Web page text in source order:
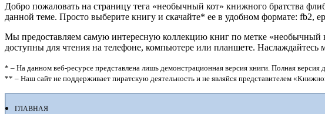
Добро пожаловать на страницу тега «необычный кот» книжного братства
данной теме. Просто выберите книгу и скачайте* ее в удобном формате: fb2,
Мы предоставляем самую интересную коллекцию книг по метке «необычный
доступны для чтения на телефоне, компьютере или планшете.
* – На данном веб-ресурсе представлена лишь демонстрационная версия книги. Полная версия
** – Наш сайт не поддерживает пиратскую деятельность и не являйся представителем
ГЛАВНАЯ